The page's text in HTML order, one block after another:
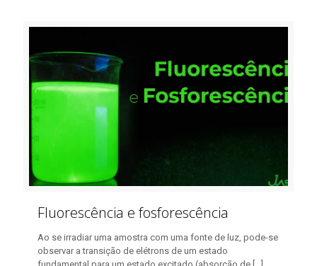
Fluorescência e fosforescência
Ao se irradiar uma amostra com uma fonte de luz, pode-se
observar a transição de elétrons de um estado